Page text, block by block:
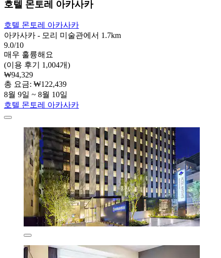
호텔 몬토레 아카사카
호텔 몬토레 아카사카
아카사카 - 모리 미술관에서 1.7km
9.0/10
매우 훌륭해요
(이용 후기 1,004개)
₩94,329
총 요금: ₩122,439
8월 9일 ~ 8월 10일
호텔 몬토레 아카사카